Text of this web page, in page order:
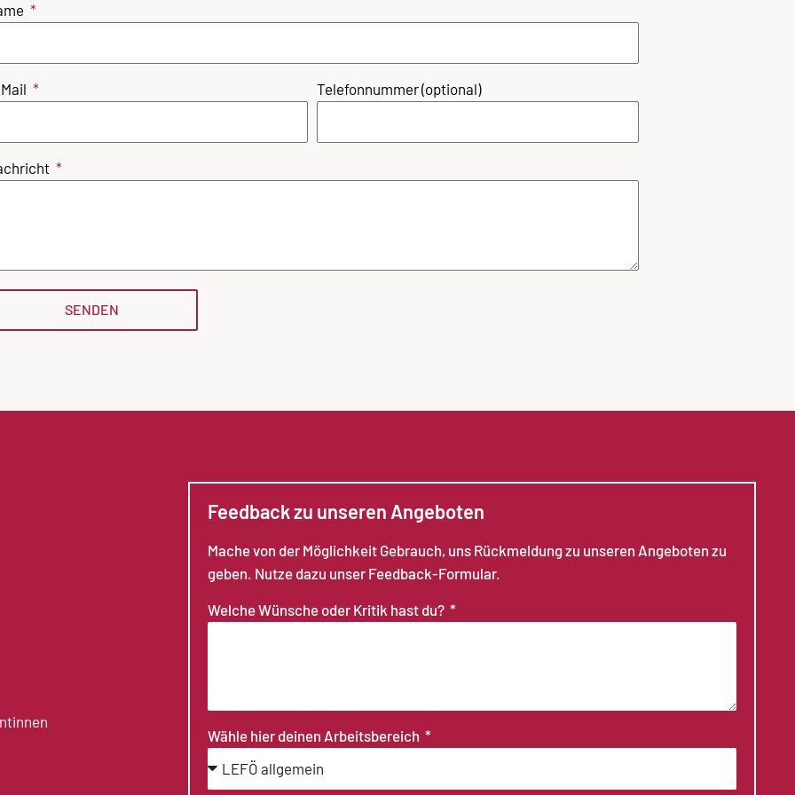
Telefonnummer (optional)
SENDEN
Feedback zu unseren Angeboten
Mache von der Möglichkeit Gebrauch, uns Rückmeldung zu unseren Angeboten zu
geben. Nutze dazu unser Feedback-Formular.
Welche Wünsche oder Kritik hast du?
Wähle hier deinen Arbeitsbereich